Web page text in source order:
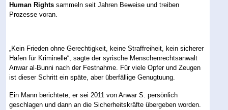
Human Rights sammeln seit Jahren Beweise und treiben
Prozesse voran.
„Kein Frieden ohne Gerechtigkeit, keine Straffreiheit, kein sicherer
Hafen für Kriminelle“, sagte der syrische Menschenrechtsanwalt
Anwar al-Bunni nach der Festnahme. Für viele Opfer und Zeugen
ist dieser Schritt ein späte, aber überfällige Genugtuung.
Ein Mann berichtete, er sei 2011 von Anwar S. persönlich
geschlagen und dann an die Sicherheitskräfte übergeben worden.